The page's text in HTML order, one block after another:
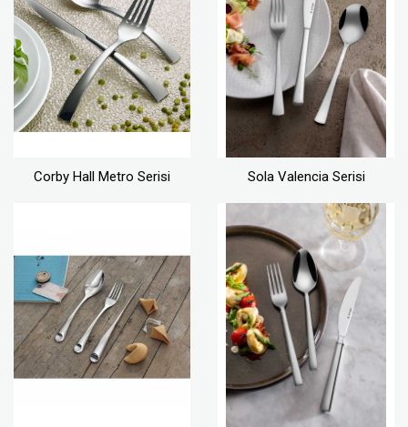
Corby Hall Metro Serisi Sola Valencia Serisi